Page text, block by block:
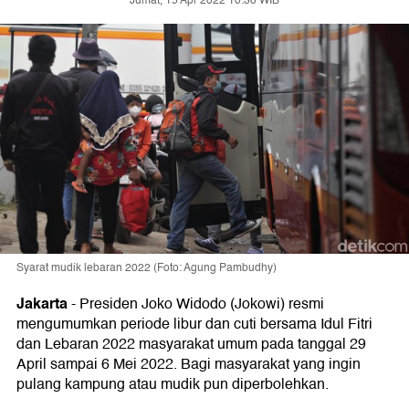
Syarat mudik lebaran 2022 (Foto: Agung Pambudhy)
Jakarta-Presiden Joko Widodo (Jokowi) resmi
mengumumkan periode libur dan cuti bersama Idul Fitri
dan Lebaran 2022 masyarakat umum pada tanggal 29
April sampai 6 Mei 2022. Bagi masyarakat yang ingin
pulang kampung atau mudik pun diperbolehkan.